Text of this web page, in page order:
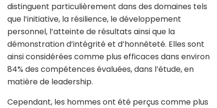
distinguent particulièrement dans des domaines tels
que l’initiative, la résilience, le développement
personnel, l’atteinte de résultats ainsi que la
démonstration d’intégrité et d’honnêteté. Elles sont
ainsi considérées comme plus efficaces dans environ
84% des compétences évaluées, dans l’étude, en
matière de leadership.
Cependant, les hommes ont été perçus comme plus